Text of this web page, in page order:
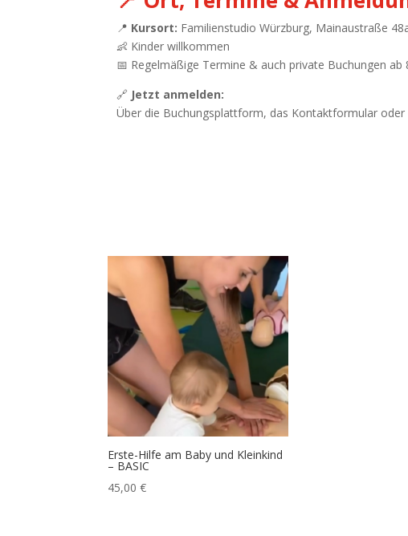
📍 Kursort: Familienstudio Würzburg, Mainaustraße
👶 Kinder willkommen
📅 Regelmäßige Termine & auch private Buchungen ab
🔗 Jetzt anmelden:
Über die Buchungsplattform, das Kontaktformular
Erste-Hilfe am Baby und Kleinkind
– BASIC
45,00€